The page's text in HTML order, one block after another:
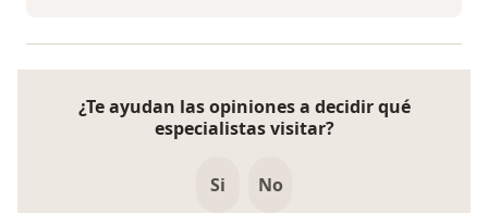
¿Te ayudan las opiniones a decidir qué
especialistas visitar?
Si No